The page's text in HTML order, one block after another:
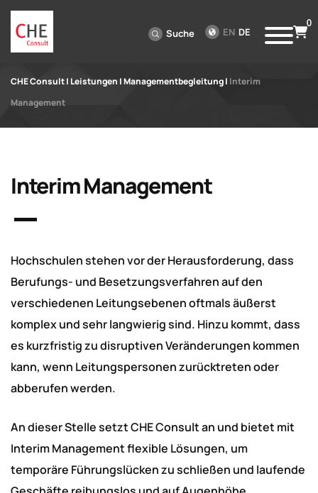
Suche EN DE
0
CHE Consult| Leistungen |Managementbegleitung| Interim
Management
Interim Management
Hochschulen stehen vor der Herausforderung, dass
Berufungs- und Besetzungsverfahren auf den
verschiedenen Leitungsebenen oftmals äußerst
komplex und sehr langwierig sind. Hinzu kommt, dass
es kurzfristig zu disruptiven Veränderungen kommen
kann, wenn Leitungspersonen zurücktreten oder
abberufen werden.
An dieser Stelle setzt CHE Consult an und bietet mit
Interim Management flexible Lösungen, um
temporäre Führungslücken zu schließen und laufende